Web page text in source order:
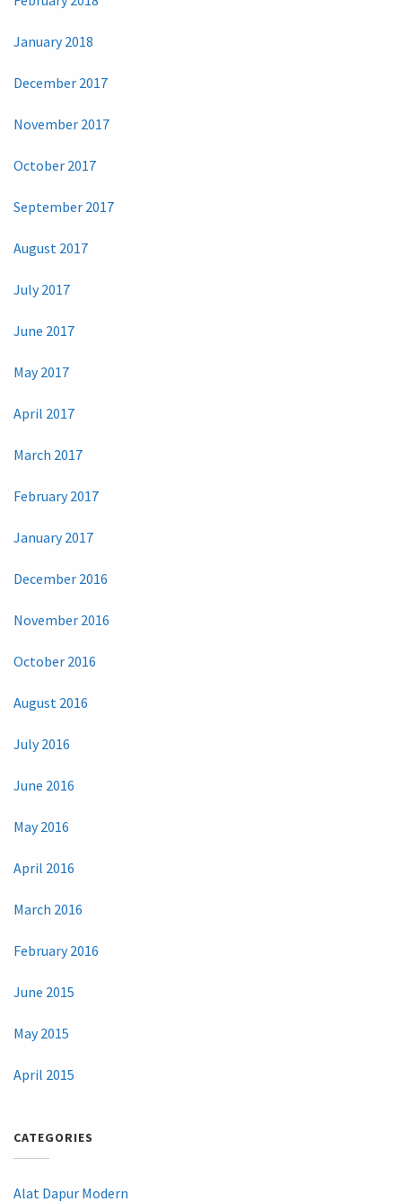
January 2018
December 2017
November 2017
October 2017
September 2017
August 2017
July 2017
June 2017
May 2017
April 2017
March 2017
February 2017
January 2017
December 2016
November 2016
October 2016
August 2016
July 2016
June 2016
May 2016
April 2016
March 2016
February 2016
June 2015
May 2015
April 2015
CATEGORIES
Alat Dapur Modern